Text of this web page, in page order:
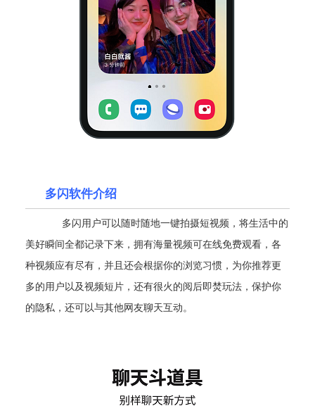
多闪软件介绍
多闪用户可以随时随地一键拍摄短视频，将生活中的
美好瞬间全都记录下来，拥有海量视频可在线免费观看，各
种视频应有尽有，并且还会根据你的浏览习惯，为你推荐更
多的用户以及视频短片，还有很火的阅后即焚玩法，保护你
的隐私，还可以与其他网友聊天互动。